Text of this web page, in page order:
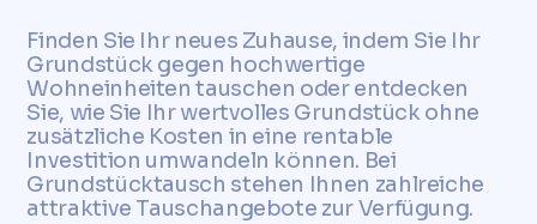
Finden Sie Ihr neues Zuhause, indem Sie Ihr
Grundstück gegen hochwertige
Wohneinheiten tauschen oder entdecken
Sie, wie Sie Ihr wertvolles Grundstück ohne
zusätzliche Kosten in eine rentable
Investition umwandeln können. Bei
Grundstücktausch stehen Ihnen zahlreiche
attraktive Tauschangebote zur Verfügung.